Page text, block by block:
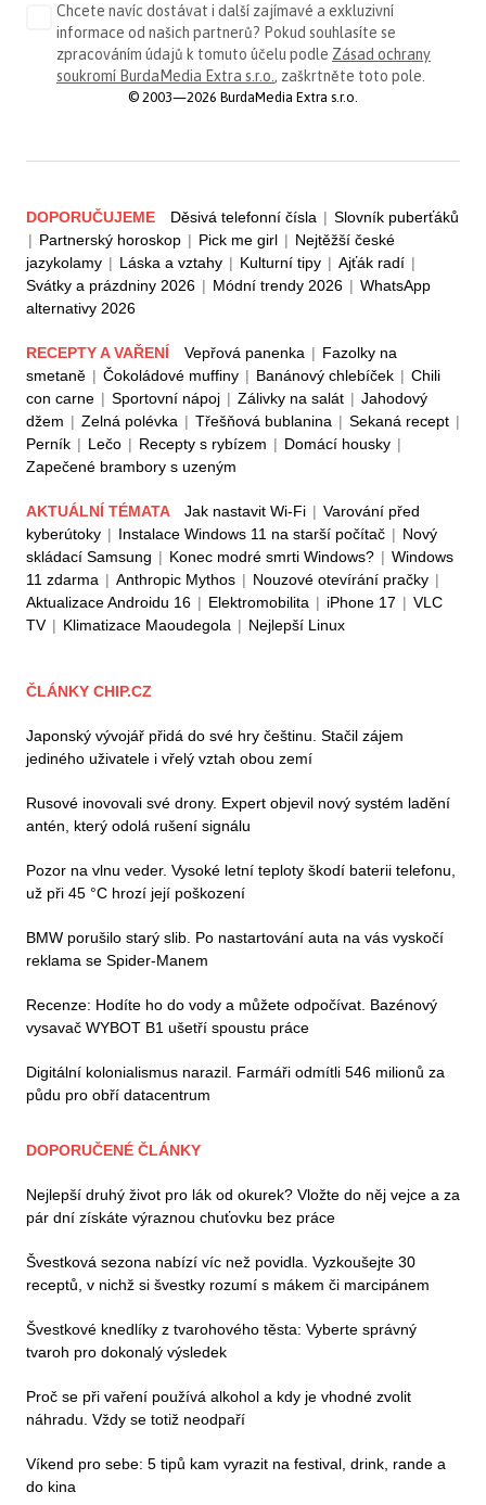
Chcete navíc dostávat i další zajímavé a exkluzivní
informace od našich partnerů? Pokud souhlasíte se
zpracováním údajů k tomuto účelu podle Zásad ochrany
soukromí BurdaMedia Extra s.r.o. , zaškrtněte toto pole.
© 2003—2026 BurdaMedia Extra s.r.o.
DOPORUČUJEME Děsivá telefonní čísla | Slovník puberťáků
| Partnerský horoskop | Pick me girl | Nejtěžší české
jazykolamy | Láska a vztahy | Kulturní tipy | Ajťák radí |
Svátky a prázdniny 2026 | Módní trendy 2026 | WhatsApp
alternativy 2026
RECEPTY A VAŘENÍ Vepřová panenka | Fazolky na
smetaně | Čokoládové muffiny | Banánový chlebíček | Chili
con carne | Sportovní nápoj | Zálivky na salát | Jahodový
džem | Zelná polévka | Třešňová bublanina | Sekaná recept |
Perník | Lečo | Recepty s rybízem | Domácí housky |
Zapečené brambory s uzeným
AKTUÁLNÍ TÉMATA Jak nastavit Wi-Fi | Varování před
kyberútoky | Instalace Windows 11 na starší počítač | Nový
skládací Samsung | Konec modré smrti Windows? | Windows
11 zdarma | Anthropic Mythos | Nouzové otevírání pračky |
Aktualizace Androidu 16 | Elektromobilita | iPhone 17 | VLC
TV | Klimatizace Maoudegola | Nejlepší Linux
ČLÁNKY CHIP.CZ
Japonský vývojář přidá do své hry češtinu. Stačil zájem
jediného uživatele i vřelý vztah obou zemí
Rusové inovovali své drony. Expert objevil nový systém ladění
antén, který odolá rušení signálu
Pozor na vlnu veder. Vysoké letní teploty škodí baterii telefonu,
už při 45 °C hrozí její poškození
BMW porušilo starý slib. Po nastartování auta na vás vyskočí
reklama se Spider-Manem
Recenze: Hodíte ho do vody a můžete odpočívat. Bazénový
vysavač WYBOT B1 ušetří spoustu práce
Digitální kolonialismus narazil. Farmáři odmítli 546 milionů za
půdu pro obří datacentrum
DOPORUČENÉ ČLÁNKY
Nejlepší druhý život pro lák od okurek? Vložte do něj vejce a za
pár dní získáte výraznou chuťovku bez práce
Švestková sezona nabízí víc než povidla. Vyzkoušejte 30
receptů, v nichž si švestky rozumí s mákem či marcipánem
Švestkové knedlíky z tvarohového těsta: Vyberte správný
tvaroh pro dokonalý výsledek
Proč se při vaření používá alkohol a kdy je vhodné zvolit
náhradu. Vždy se totiž neodpaří
Víkend pro sebe: 5 tipů kam vyrazit na festival, drink, rande a
do kina